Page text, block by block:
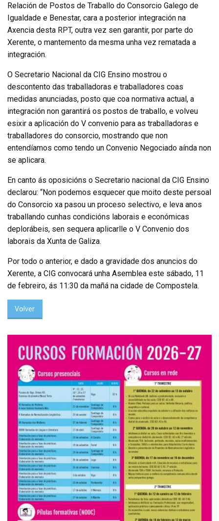
Relación de Postos de Traballo do Consorcio Galego de
Igualdade e Benestar, cara a posterior integración na
Axencia desta RPT, outra vez sen garantir, por parte do
Xerente, o mantemento da mesma unha vez rematada a
integración.
O Secretario Nacional da CIG Ensino mostrou o
descontento das traballadoras e traballadores coas
medidas anunciadas, posto que coa normativa actual, a
integración non garantirá os postos de traballo, e volveu
esixir a aplicación do V convenio para as traballadoras e
traballadores do consorcio, mostrando que non
entendíamos como tendo un Convenio Negociado aínda non
se aplicara.
En canto ás oposicións o Secretario nacional da CIG Ensino
declarou: “Non podemos esquecer que moito deste persoal
do Consorcio xa pasou un proceso selectivo, e leva anos
traballando cunhas condicións laborais e económicas
deplorábeis, sen sequera aplicarlle o V Convenio dos
laborais da Xunta de Galiza.
Por todo o anterior, e dado a gravidade dos anuncios do
Xerente, a CIG convocará unha Asemblea este sábado, 11
de febreiro, ás 11:30 da mañá na cidade de Compostela.
Volver